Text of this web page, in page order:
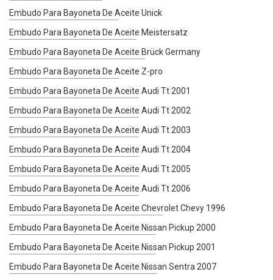
Embudo Para Bayoneta De Aceite Unick
Embudo Para Bayoneta De Aceite Meistersatz
Embudo Para Bayoneta De Aceite Brück Germany
Embudo Para Bayoneta De Aceite Z-pro
Embudo Para Bayoneta De Aceite Audi Tt 2001
Embudo Para Bayoneta De Aceite Audi Tt 2002
Embudo Para Bayoneta De Aceite Audi Tt 2003
Embudo Para Bayoneta De Aceite Audi Tt 2004
Embudo Para Bayoneta De Aceite Audi Tt 2005
Embudo Para Bayoneta De Aceite Audi Tt 2006
Embudo Para Bayoneta De Aceite Chevrolet Chevy 1996
Embudo Para Bayoneta De Aceite Nissan Pickup 2000
Embudo Para Bayoneta De Aceite Nissan Pickup 2001
Embudo Para Bayoneta De Aceite Nissan Sentra 2007